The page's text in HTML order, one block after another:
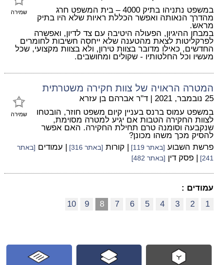
שמירה
במשפט נתניהו בתיק 4000 – בית המשפט חרג
מהדרך הנאותה ואפשר הכללת ראיות שלא היו בתיק
מראש.
במבחן ההיגיון, הפעולה היטיבה עם צד לדיון, ואפשרה
לפרקליטות לצאת מהטענה שלא ייחסה חשיבות לחומרים
החדשים, כאילו מדובר בצוות טירון, ולא בצוות מקצועי, שכל
מעשיו וכל החלטותיו - שקולים ומחושבים.
המטרה הראויה של צוות חקירה משטרתית
שמירה
25 נובמבר, 2021 | ד"ר אברהם בן עזרא
במשפט עמוס ברנס בעניין קיום משפט חוזר, הובטחו
לצוות החקירה הטבות אם יגיע למטרה מסוימת,
שנקבעה וסומנה טרם תחילת החקירה. האם אפשר
להסיק מכך משהו מכונן?
פרשת השבוע [באתר 119] | קורות [באתר 316] | עמודים [באתר
241]
| פסק דין [באתר 482]
עמודים :
1
2
3
4
5
6
7
8
9
10